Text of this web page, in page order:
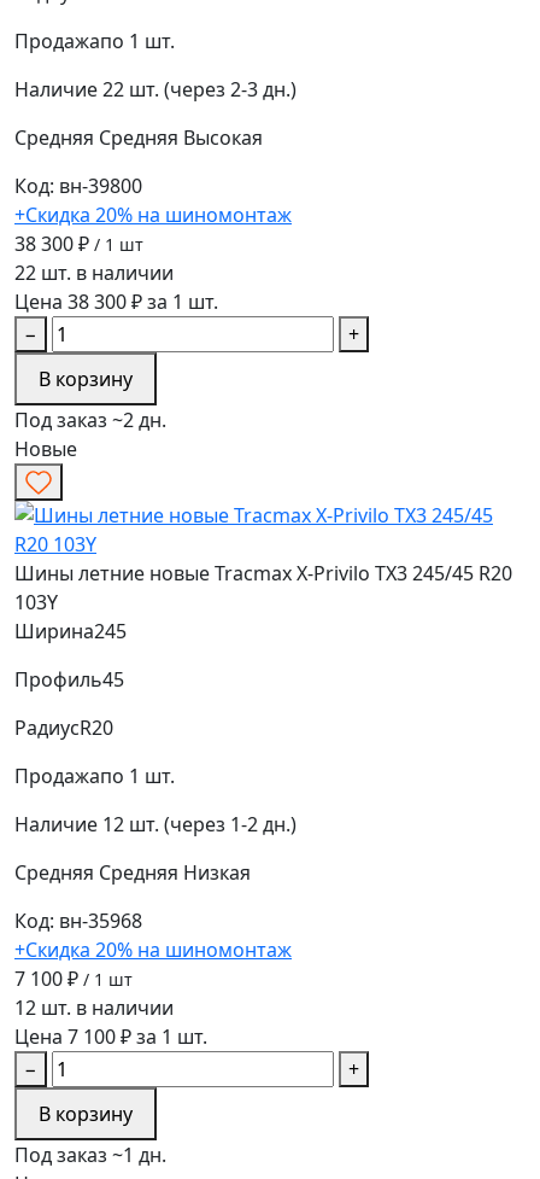
Продажапо 1 шт.
Наличие22 шт. (через 2-3 дн.)
Средняя Средняя Высокая
Код: вн-39800
+Скидка 20% на шиномонтаж
38 300 ₽ / 1 шт
22 шт. в наличии
Цена 38 300 ₽ за 1 шт.
−
+
В корзину
Под заказ ~2 дн.
Новые
Шины летние новые Tracmax X-Privilo TX3 245/45 R20
103Y
Ширина245
Профиль45
РадиусR20
Продажапо 1 шт.
Наличие 12 шт. (через 1-2 дн.)
Средняя Средняя Низкая
Код: вн-35968
+Скидка 20% на шиномонтаж
7 100 ₽ / 1 шт
12 шт. в наличии
Цена 7 100 ₽ за 1 шт.
−
+
В корзину
Под заказ ~1 дн.